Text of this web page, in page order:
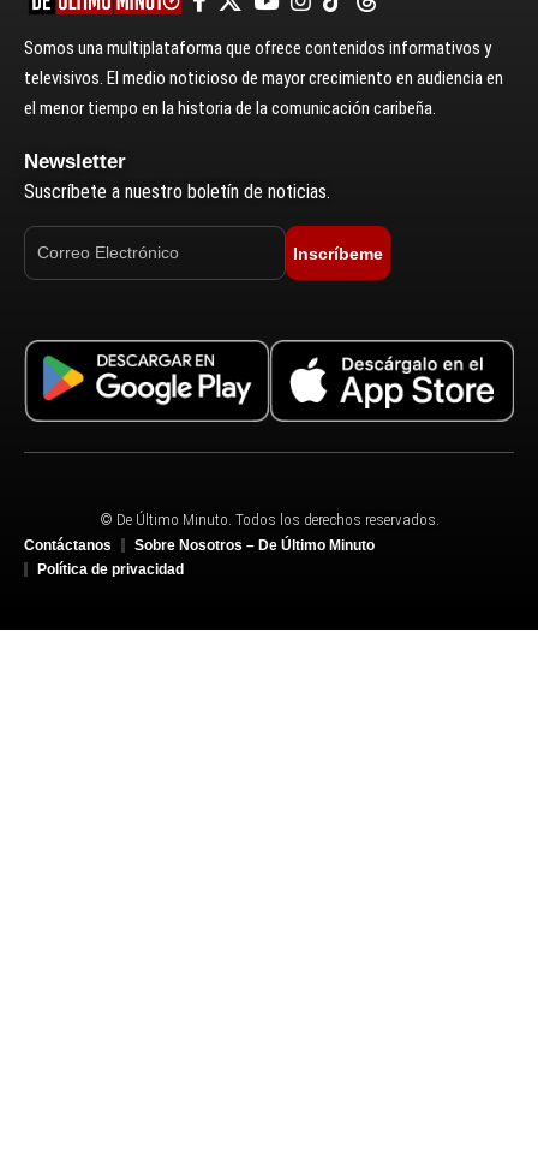
Somos una multiplataforma que ofrece contenidos informativos y
televisivos. El medio noticioso de mayor crecimiento en audiencia en
el menor tiempo en la historia de la comunicación caribeña.
Newsletter
Suscríbete a nuestro boletín de noticias.
Inscríbeme
© De Último Minuto. Todos los derechos reservados.
Contáctanos
Sobre Nosotros – De Último Minuto
Política de privacidad